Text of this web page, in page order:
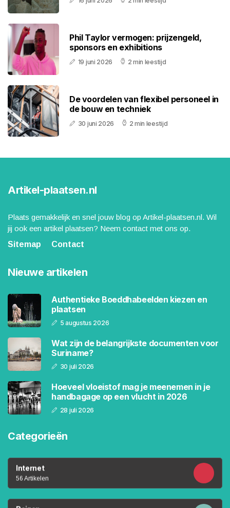
Phil Taylor vermogen: prijzengeld,
sponsors en exhibitions
19 juni 2026 2 min leestijd
De voordelen van flexibel personeel in
de bouw en techniek
30 juni 2026 2 min leestijd
Artikel-plaatsen.nl
Plaats gemakkelijk en snel jouw blog op Artikel-plaatsen.nl. Wil
jij ook een artikel plaatsen? Neem contact met ons op.
Sitemap
Contact
Nieuwe artikelen
Authentieke Boeddhabeelden kiezen en
plaatsen
5 augustus 2026
Wat zijn de belangrijkste documenten voor
Suriname?
30 juli 2026
Hoeveel vloeistof mag je meenemen in je
handbagage op een vlucht in 2026
28 juli 2026
Categorieën
Internet
56 Artikelen